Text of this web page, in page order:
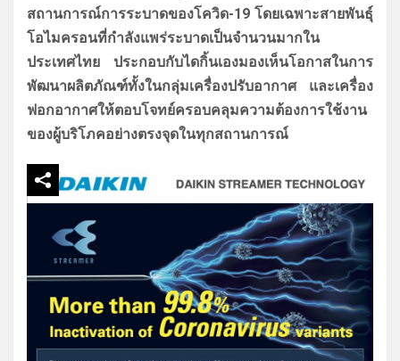
สถานการณ์การระบาดของโควิด-19 โดยเฉพาะสายพันธุ์
โอไมครอนที่กำลังแพร่ระบาดเป็นจำนวนมากใน
ประเทศไทย ประกอบกับไดกิ้นเองมองเห็นโอกาสในการ
พัฒนาผลิตภัณฑ์ทั้งในกลุ่มเครื่องปรับอากาศ และเครื่อง
ฟอกอากาศให้ตอบโจทย์ครอบคลุมความต้องการใช้งาน
ของผู้บริโภคอย่างตรงจุดในทุกสถานการณ์